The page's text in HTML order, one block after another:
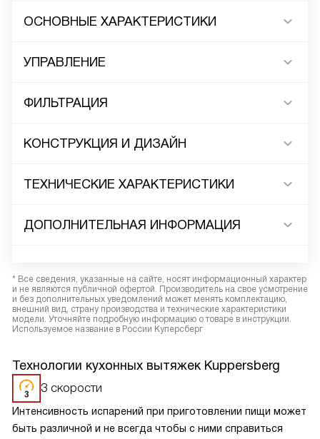
ОСНОВНЫЕ ХАРАКТЕРИСТИКИ
УПРАВЛЕНИЕ
ФИЛЬТРАЦИЯ
КОНСТРУКЦИЯ И ДИЗАЙН
ТЕХНИЧЕСКИЕ ХАРАКТЕРИСТИКИ
ДОПОЛНИТЕЛЬНАЯ ИНФОРМАЦИЯ
* Все сведения, указанные на сайте, носят информационный характер
и не являются публичной офертой. Производитель на свое усмотрение
и без дополнительных уведомлений может менять комплектацию,
внешний вид, страну производства и технические характеристики
модели. Уточняйте подробную информацию о товаре в инструкции.
Используемое название в России Куперсберг
Технологии кухонных вытяжек Kuppersberg
3 скорости
Интенсивность испарений при приготовлении пищи может
быть различной и не всегда чтобы с ними справиться